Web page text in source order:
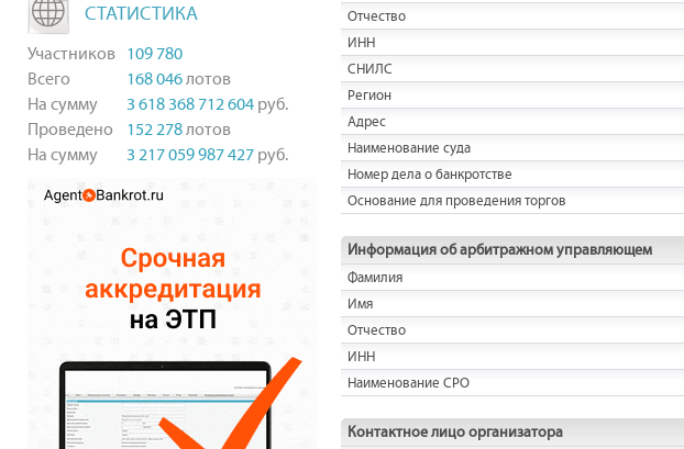
СТАТИСТИКА
Участников 109 780
Всего
168 046лотов
На сумму
3 618 368 712 604 руб.
Проведено
152 278лотов
На сумму
3 217 059 987 427 руб.
Отчество
ИНН
СНИЛС
Регион
Адрес
Наименование суда
Номер дела о банкротстве
Основание для проведения торгов
Информация об арбитражном управляющем
Фамилия
Имя
Отчество
ИНН
Наименование СРО
Контактное лицо организатора